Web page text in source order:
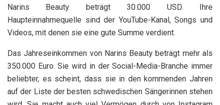
Narins Beauty beträgt 30.000 USD. Ihre
Haupteinnahmequelle sind der YouTube-Kanal, Songs und
Videos, mit denen sie eine gute Summe verdient.
Das Jahreseinkommen von Narins Beauty beträgt mehr als
350.000 Euro. Sie wird in der Social-Media-Branche immer
beliebter, es scheint, dass sie in den kommenden Jahren
auf der Liste der besten schwedischen Sängerinnen stehen